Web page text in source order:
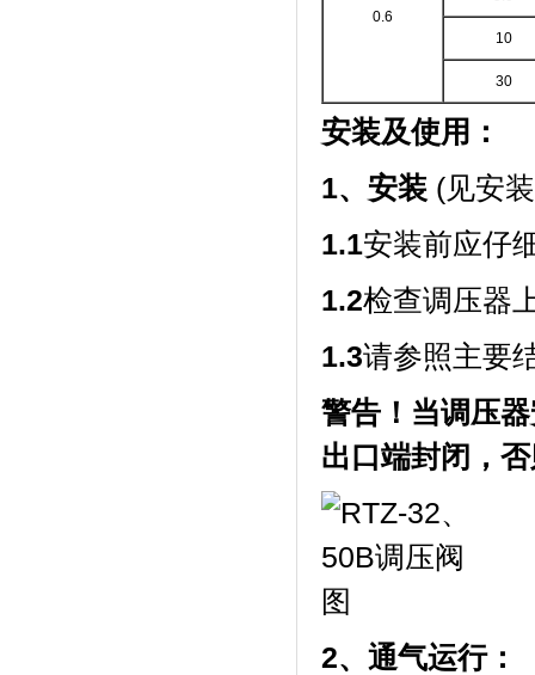
0.6
10
30
安装及使用：
1、安装 (见安
1.1安装前应仔
1.2检查调压器
1.3请参照主要
警告！当调压
出口端封闭，
2、通气运行：